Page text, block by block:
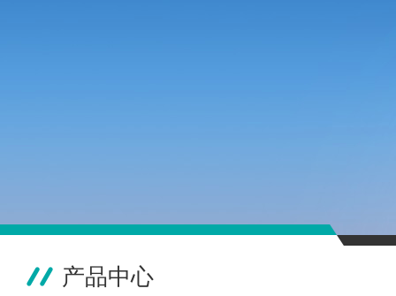
产品中心